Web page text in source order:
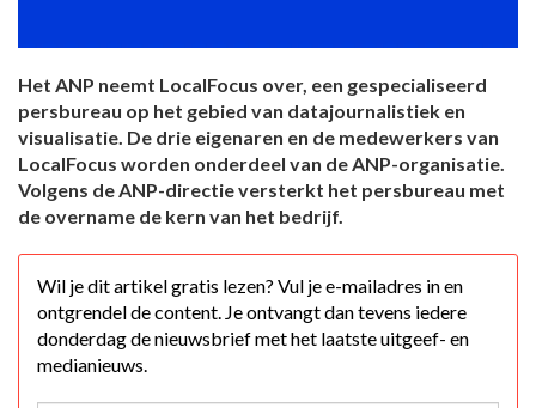
Het ANP neemt LocalFocus over, een gespecialiseerd
persbureau op het gebied van datajournalistiek en
visualisatie. De drie eigenaren en de medewerkers van
LocalFocus worden onderdeel van de ANP-organisatie.
Volgens de ANP-directie versterkt het persbureau met
de overname de kern van het bedrijf.
Wil je dit artikel gratis lezen? Vul je e-mailadres in en
ontgrendel de content. Je ontvangt dan tevens iedere
donderdag de nieuwsbrief met het laatste uitgeef- en
medianieuws.